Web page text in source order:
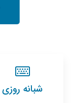
شبانه روزی